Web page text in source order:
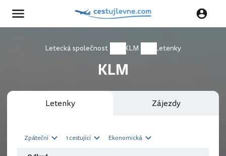
Letecká společnost KLM Letenky
KLM
Letenky Zájezdy
Zpáteční 1 cestující Ekonomická